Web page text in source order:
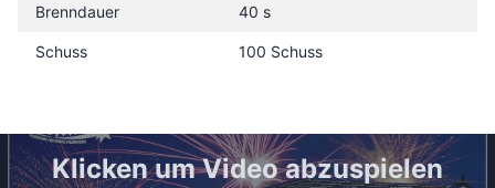
Brenndauer 40 s
Schuss 100 Schuss
Klicken um Video abzuspielen